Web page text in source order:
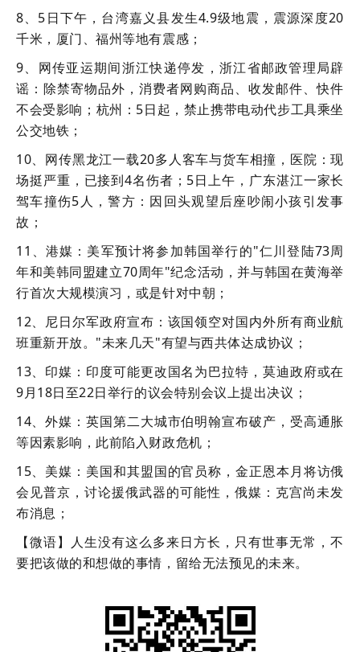
8、5日下午，台湾嘉义县发生4.9级地震，震源深度20
千米，厦门、福州等地有震感；
9、网传亚运期间浙江快递停发，浙江省邮政管理局辟
谣：除禁寄物品外，消费者网购商品、收发邮件、快件
不会受影响；杭州：5日起，禁止携带电动代步工具乘坐
公交地铁；
10、网传黑龙江一载20多人客车与货车相撞，医院：现
场挺严重，已接到4名伤者；5日上午，广东湛江一家长
驾车撞伤5人，警方：因回头观望后座吵闹小孩引发事
故；
11、港媒：美军预计将参加韩国举行的"仁川登陆73周
年和美韩同盟建立70周年"纪念活动，并与韩国在黄海举
行首次大规模演习，或是针对中朝；
12、尼日尔军政府宣布：该国领空对国内外所有商业航
班重新开放。"未来几天"有望与西共体达成协议；
13、印媒：印度可能更改国名为巴拉特，莫迪政府或在
9月18日至22日举行的议会特别会议上提出决议；
14、外媒：英国第二大城市伯明翰宣布破产，受高通胀
等因素影响，此前陷入财政危机；
15、美媒：美国和其盟国的官员称，金正恩本月将访俄
会见普京，讨论援俄武器的可能性，俄媒：克宫尚未发
布消息；
【微语】人生没有这么多来日方长，只有世事无常，不
要把该做的和想做的事情，留给无法预见的未来。